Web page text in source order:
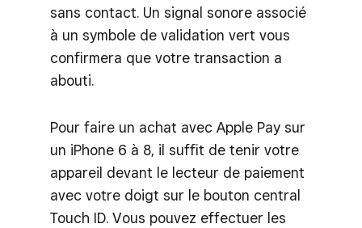
sans contact. Un signal sonore associé
à un symbole de validation vert vous
confirmera que votre transaction a
abouti.
Pour faire un achat avec Apple Pay sur
un iPhone 6 à 8, il suffit de tenir votre
appareil devant le lecteur de paiement
avec votre doigt sur le bouton central
Touch ID. Vous pouvez effectuer les